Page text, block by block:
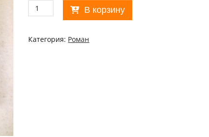
Количество
товара
Андреев.
Зеленые
В корзину
Категория: Роман